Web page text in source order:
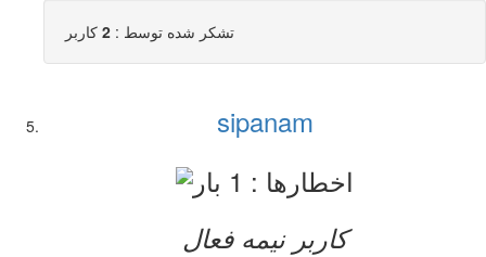
تشکر شده توسط : 2 کاربر
sipanam
کاربر نيمه فعال